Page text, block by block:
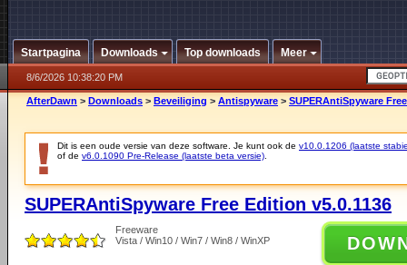
Startpagina Downloads Top downloads Meer
8/6/2026 10:38:20 PM
AfterDawn > Downloads > Beveiliging > Antispyware > SUPERAntiSpyware
Dit is een oude versie van deze software. Je kunt ook de v10.0.1206 (laatste
of de v6.0.1090 Pre-Release (laatste beta versie)
SUPERAntiSpyware Free Edition v5.0.1136
Freeware
Vista / Win10 / Win7 / Win8 / WinXP